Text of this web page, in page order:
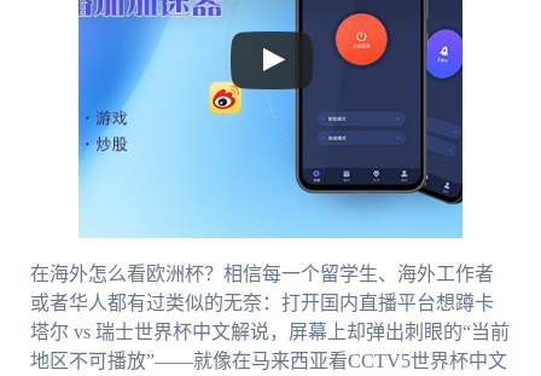
在海外怎么看欧洲杯？相信每一个留学生、海外工作者
或者华人都有过类似的无奈：打开国内直播平台想蹲卡
塔尔 vs 瑞士世界杯中文解说，屏幕上却弹出刺眼的“当前
地区不可播放”——就像在马来西亚看CCTV5世界杯中文